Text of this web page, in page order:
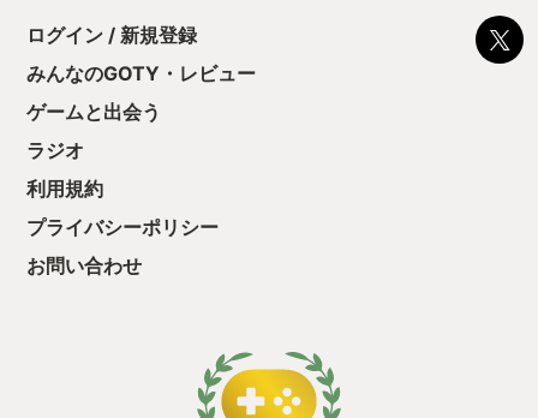
ログイン / 新規登録
みんなのGOTY・レビュー
ゲームと出会う
ラジオ
利用規約
プライバシーポリシー
お問い合わせ